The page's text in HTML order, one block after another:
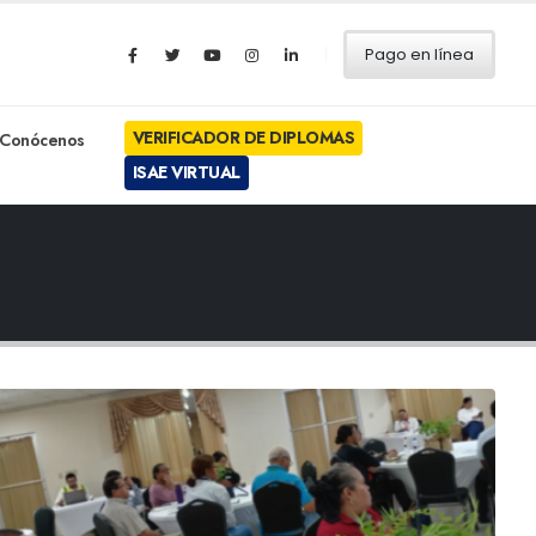
Pago en línea
Conócenos
VERIFICADOR DE DIPLOMAS
ISAE VIRTUAL